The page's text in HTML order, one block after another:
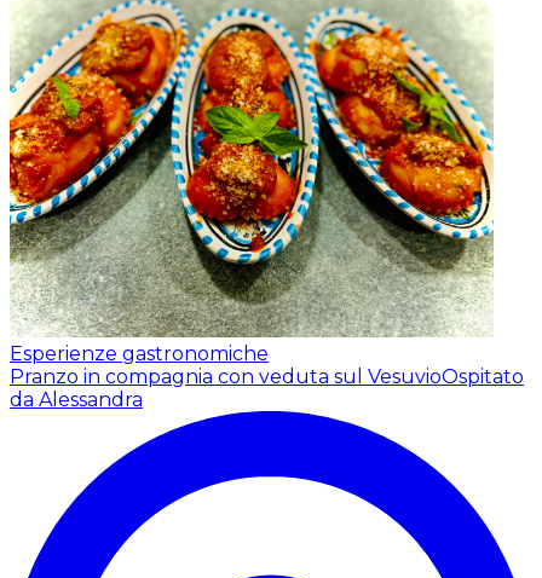
Esperienze gastronomiche
Pranzo in compagnia con veduta sul VesuvioOspitato
da Alessandra